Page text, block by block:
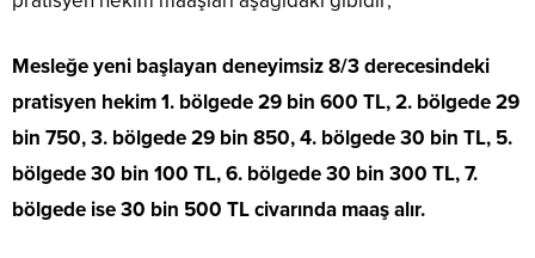
Mesleğe yeni başlayan deneyimsiz 8/3 derecesindeki
pratisyen hekim 1. bölgede 29 bin 600 TL, 2. bölgede 29
bin 750, 3. bölgede 29 bin 850, 4. bölgede 30 bin TL, 5.
bölgede 30 bin 100 TL, 6. bölgede 30 bin 300 TL, 7.
bölgede ise 30 bin 500 TL civarında maaş alır.